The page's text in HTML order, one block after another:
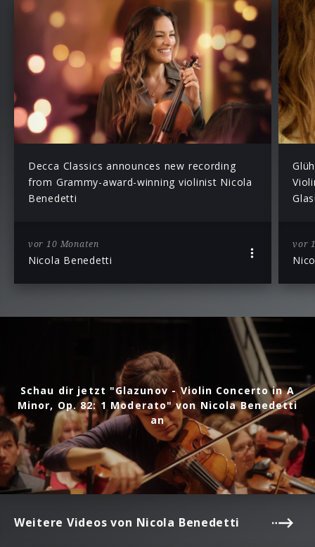
Decca Classics announces new recording
from Grammy-award-winning violinist Nicola
Benedetti
vor 10 Monaten
Nicola Benedetti
vor
Schau dir jetzt "Glazunov - Violin Concerto in A
Minor, Op. 82: 1 Moderato" von Nicola Benedetti
an
Weitere Videos von Nicola Benedetti